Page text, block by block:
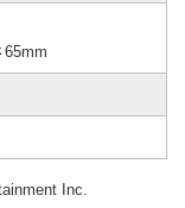
65mm
Inc.